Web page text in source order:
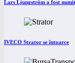
Lars Ljungström a fost
IVECO Strator se întoarce